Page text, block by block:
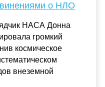
о НЛО
НАСА Донна
громкий
космическое
внеземной